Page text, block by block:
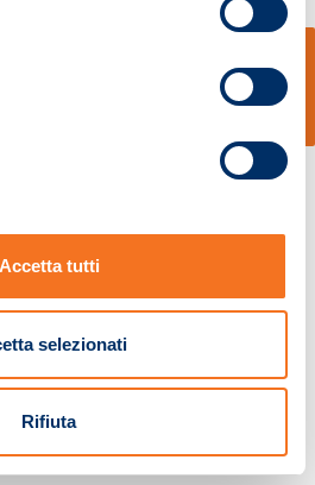
Accetta tutti
selezionati
Rifiuta
- Cap.Soc. € 2.000.000,00 i.v. La
231/01